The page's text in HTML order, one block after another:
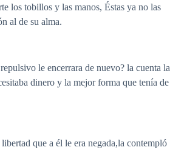
los tobillos y las manos, Éstas ya no las
al de su alma.
le encerrara de nuevo? la cuenta la
dinero y la mejor forma que tenía de
que a él le era negada,la contempló